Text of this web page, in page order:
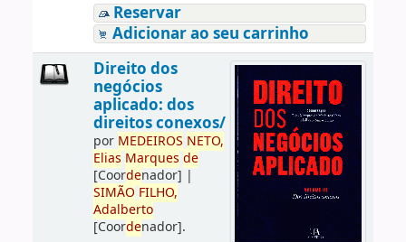
Reservar
Adicionar ao seu carrinho
Direito dos
negócios
aplicado: dos
direitos conexos/
por MEDEIROS NETO,
Elias Marques de
[Coordenador] |
SIMÃO FILHO,
Adalberto
[Coordenador].